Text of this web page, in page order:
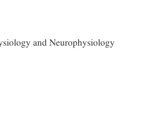
and Neurophysiology